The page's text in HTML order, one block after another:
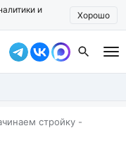
и
Хорошо
стройку -